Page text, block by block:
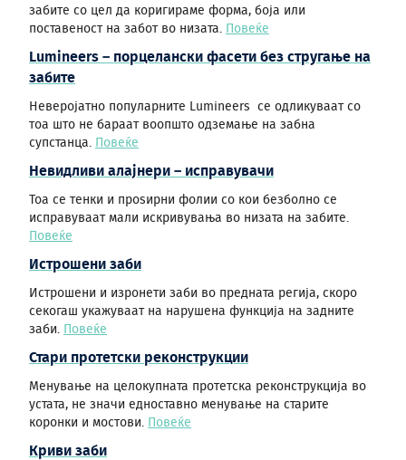
забите со цел да коригираме форма, боја или
поставеност на забот во низата.
Повеќе
Lumineers – порцелански фасети без стругање на
забите
Неверојатно популарните Lumineers се одликуваат со
тоа што не бараат воопшто одземање на забна
супстанца.
Повеќе
Невидливи алајнери – исправувачи
Тоа се тенки и проѕирни фолии со кои безболно се
исправуваат мали искривувања во низата на забите.
Повеќе
Истрошени заби
Истрошени и изронети заби во предната регија, скоро
секогаш укажуваат на нарушена функција на задните
заби.
Повеќе
Стари протетски реконструкции
Менување на целокупната протетска реконструкција во
устата, не значи едноставно менување на старите
коронки и мостови.
Повеќе
Криви заби